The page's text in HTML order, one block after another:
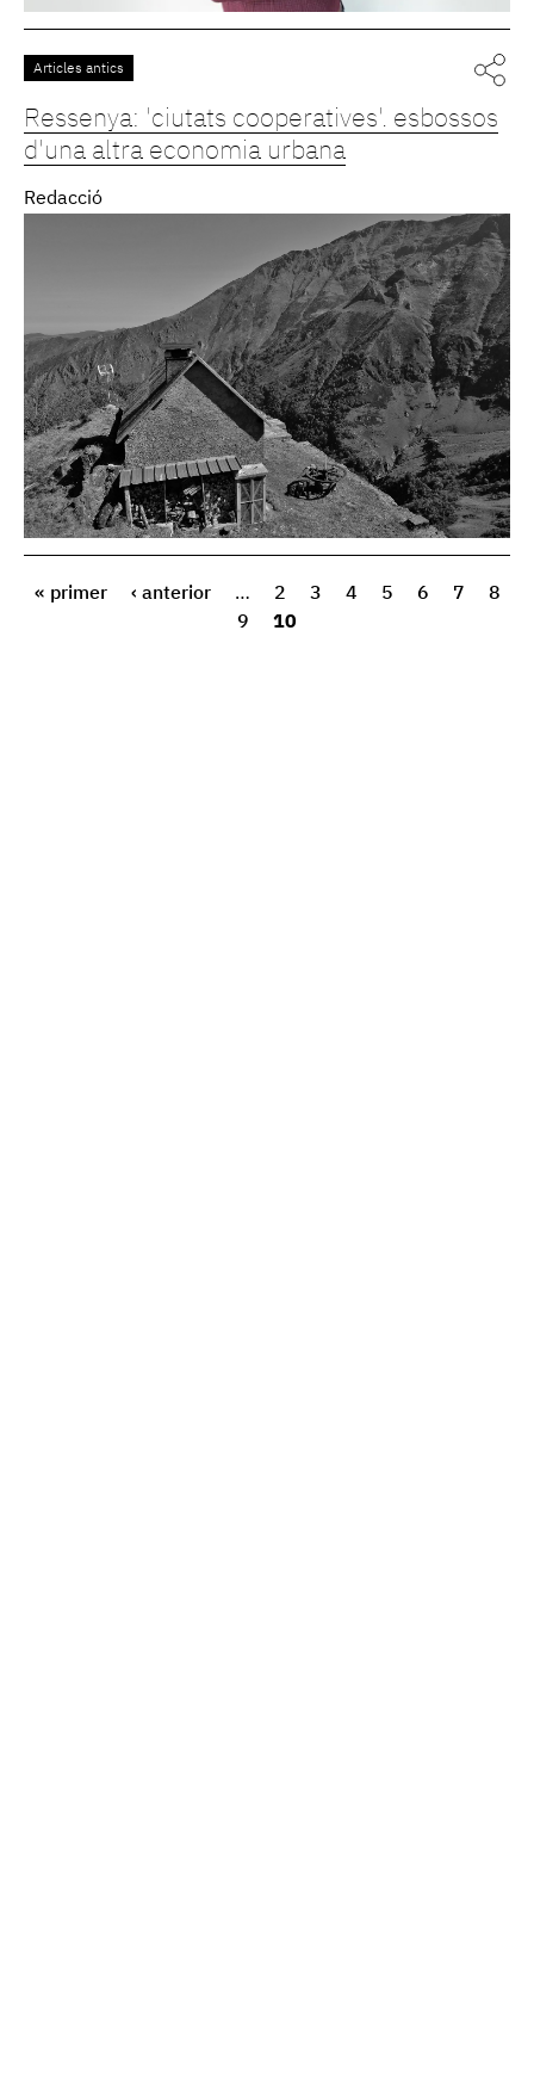
Articles antics
Ressenya: 'ciutats cooperatives'. esbossos
d'una altra economia urbana
Redacció
« primer ‹ anterior … 2 3 4 5 6 7
8
9
10